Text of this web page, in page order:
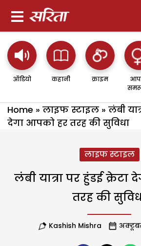
ऑडियो कहानी क्राइम
Home » लाइफ स्टाइल » लंबी
देगा आपको हर तरह की सुविधा
लाइफ स्टाइल
लंबी यात्रा पर हुंडई
तरह की
Kashish Mishra